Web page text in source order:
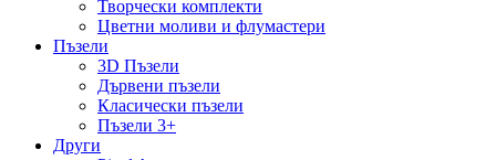
Творчески комплекти
Цветни моливи и флумастери
Пъзели
3D Пъзели
Дървени пъзели
Класически пъзели
Пъзели 3+
Други